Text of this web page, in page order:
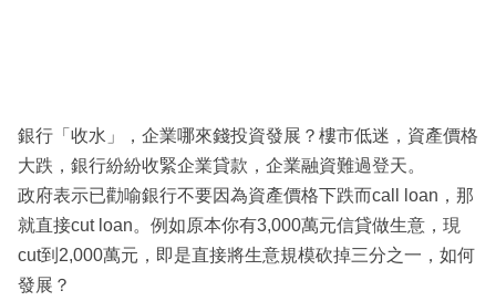
銀行「收水」，企業哪來錢投資發展？樓市低迷，資產價格
大跌，銀行紛紛收緊企業貸款，企業融資難過登天。
政府表示已勸喻銀行不要因為資產價格下跌而call loan，那
就直接cut loan。例如原本你有3,000萬元信貸做生意，現
cut到2,000萬元，即是直接將生意規模砍掉三分之一，如何
發展？